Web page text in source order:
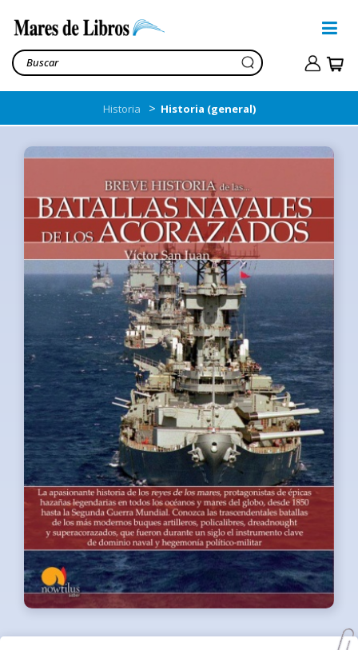
Historia > Historia (general)